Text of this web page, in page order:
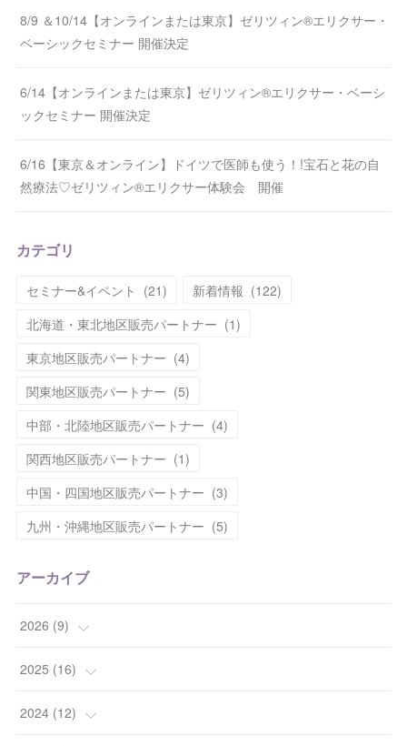
8/9 ＆10/14【オンラインまたは東京】ゼリツィン®エリクサー・
ベーシックセミナー 開催決定
6/14【オンラインまたは東京】ゼリツィン®エリクサー・ベーシ
ックセミナー 開催決定
6/16【東京＆オンライン】ドイツで医師も使う！!宝石と花の自
然療法♡ゼリツィン®エリクサー体験会 開催
カテゴリ
セミナー&イベント (21) 新着情報 (122)
北海道・東北地区販売パートナー (1)
東京地区販売パートナー (4)
関東地区販売パートナー (5)
中部・北陸地区販売パートナー (4)
関西地区販売パートナー (1)
中国・四国地区販売パートナー (3)
九州・沖縄地区販売パートナー (5)
アーカイブ
2026 (9)
(1)
( 2)
2025 (16)
( 2)
2024 (12)